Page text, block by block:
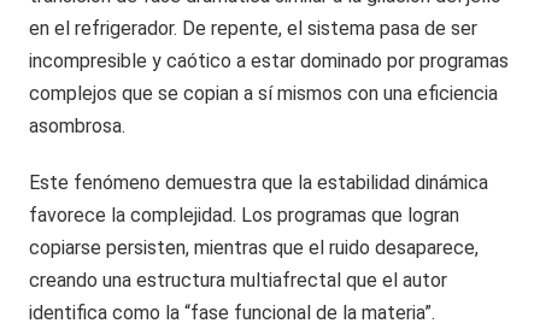
en el refrigerador. De repente, el sistema pasa de ser
incompresible y caótico a estar dominado por programas
complejos que se copian a sí mismos con una eficiencia
asombrosa.
Este fenómeno demuestra que la estabilidad dinámica
favorece la complejidad. Los programas que logran
copiarse persisten, mientras que el ruido desaparece,
creando una estructura multiafrectal que el autor
identifica como la “fase funcional de la materia”.